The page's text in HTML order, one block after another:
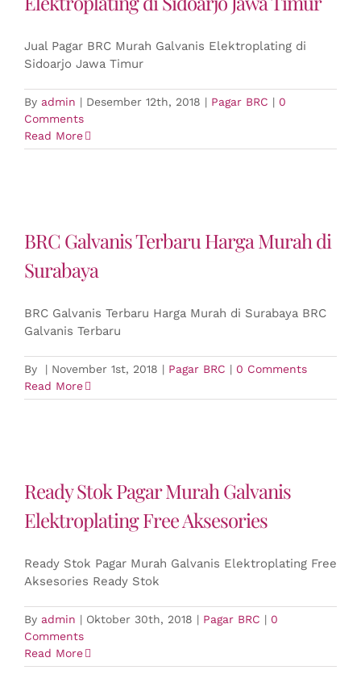
Jual Pagar BRC Murah Galvanis Elektroplating di
Sidoarjo Jawa Timur
By admin | Desember 12th, 2018 | Pagar BRC | 0
Comments
Read More
BRC Galvanis Terbaru Harga Murah di
Surabaya
BRC Galvanis Terbaru Harga Murah di Surabaya BRC
Galvanis Terbaru
By | November 1st, 2018 | Pagar BRC | 0 Comments
Read More
Ready Stok Pagar Murah Galvanis
Elektroplating Free Aksesories
Ready Stok Pagar Murah Galvanis Elektroplating Free
Aksesories Ready Stok
By admin | Oktober 30th, 2018 | Pagar BRC | 0
Comments
Read More